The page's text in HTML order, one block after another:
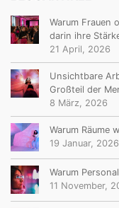
Warum Frauen
darin ihre
21 April, 2026
Unsichtbare
Großteil der
8 März, 2026
Warum Räume
19 Januar, 2026
Warum
11 November,